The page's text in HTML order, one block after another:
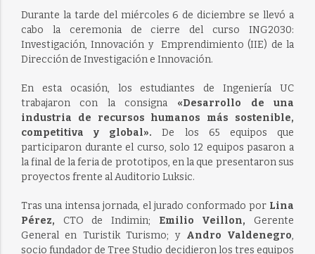
Durante la tarde del miércoles 6 de diciembre se llevó a
cabo la ceremonia de cierre del curso ING2030:
Investigación, Innovación y Emprendimiento (IIE) de la
Dirección de Investigación e Innovación.
En esta ocasión, los estudiantes de Ingeniería UC
trabajaron con la consigna «Desarrollo de una
industria de recursos humanos más sostenible,
competitiva y global».De los 65 equipos que
participaron durante el curso, solo 12 equipos pasaron a
la final de la feria de prototipos, en la que presentaron sus
proyectos frente al Auditorio Luksic.
Tras una intensa jornada, el jurado conformado por Lina
Pérez, CTO de Indimin; Emilio Veillon, Gerente
General en Turistik Turismo; y Andro Valdenegro,
socio fundador de Tree Studio decidieron los tres equipos